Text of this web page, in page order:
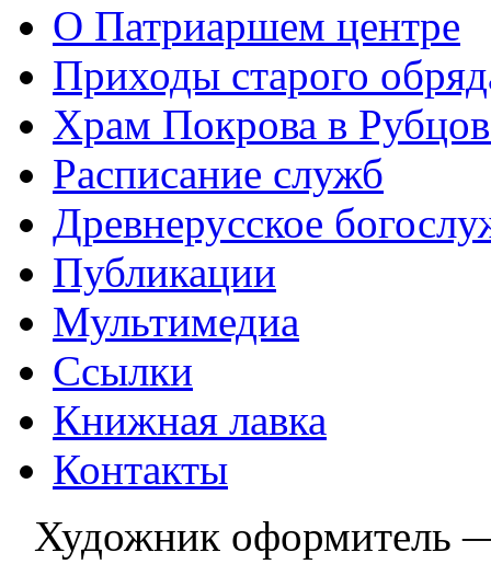
О Патриаршем центре
Приходы старого
Храм Покрова в
Расписание служб
Древнерусское
Публикации
Мультимедиа
Ссылки
Книжная лавка
Контакты
Художник оформитель